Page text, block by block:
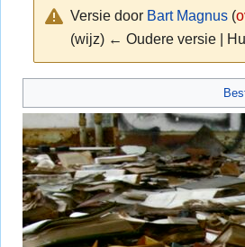
Versie door Bart Magnus (
(wijz) ← Oudere versie |
navigatie
springen
zoeken
springen